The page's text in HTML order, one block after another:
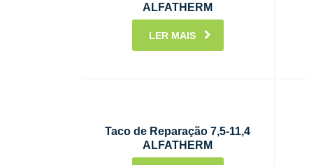
ALFATHERM
LER MAIS
Taco de Reparação 7,5-11,4
ALFATHERM